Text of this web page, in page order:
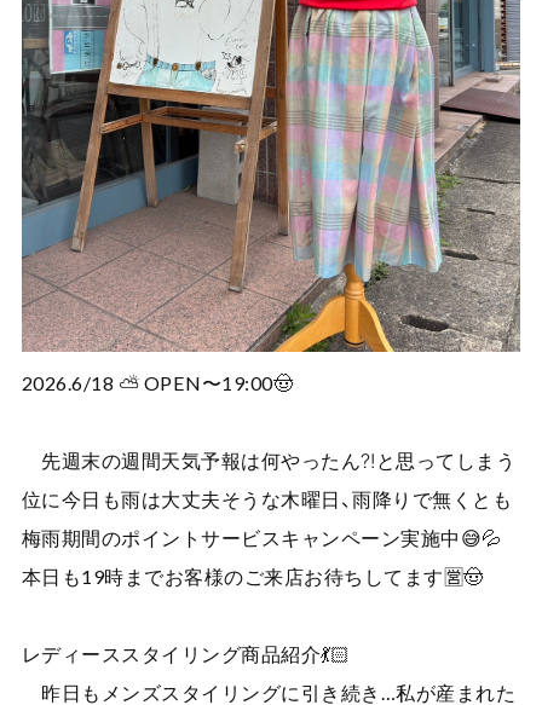
2026.6/18 ⛅️ OPEN〜19:00🤠
先週末の週間天気予報は何やったん⁈と思ってしまう
位に今日も雨は大丈夫そうな木曜日、雨降りで無くとも
梅雨期間のポイントサービスキャンペーン実施中😅💦
本日も19時までお客様のご来店お待ちしてます🈺🤠
レディーススタイリング商品紹介💃🏻
昨日もメンズスタイリングに引き続き…私が産まれた